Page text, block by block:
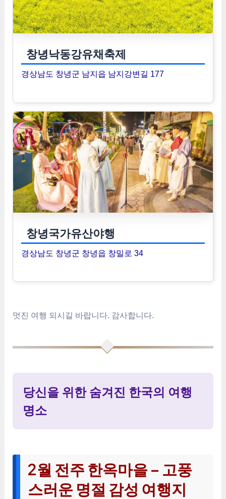
창녕낙동강유채축제
경상남도 창녕군 남지읍 남지강변길 177
창녕국가유산야행
경상남도 창녕군 창녕읍 창밀로 34
멋진 여행 되시길 바랍니다. 감사합니다.
당신을 위한 숨겨진 한국의 여행
명소
2월 전주 한옥마을 – 고풍
스러운 명절 감성 여행지